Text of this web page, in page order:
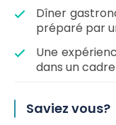
Dîner
préparé par
Une
dans un
Saviez vous?